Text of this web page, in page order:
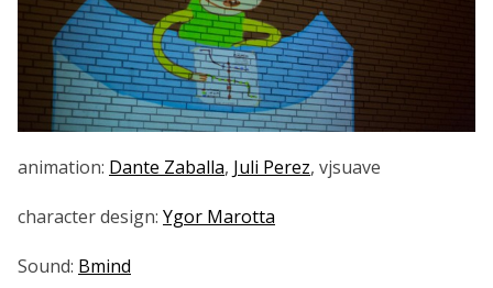
animation: Dante Zaballa, Juli Perez, vjsuave
character design: Ygor Marotta
Sound: Bmind